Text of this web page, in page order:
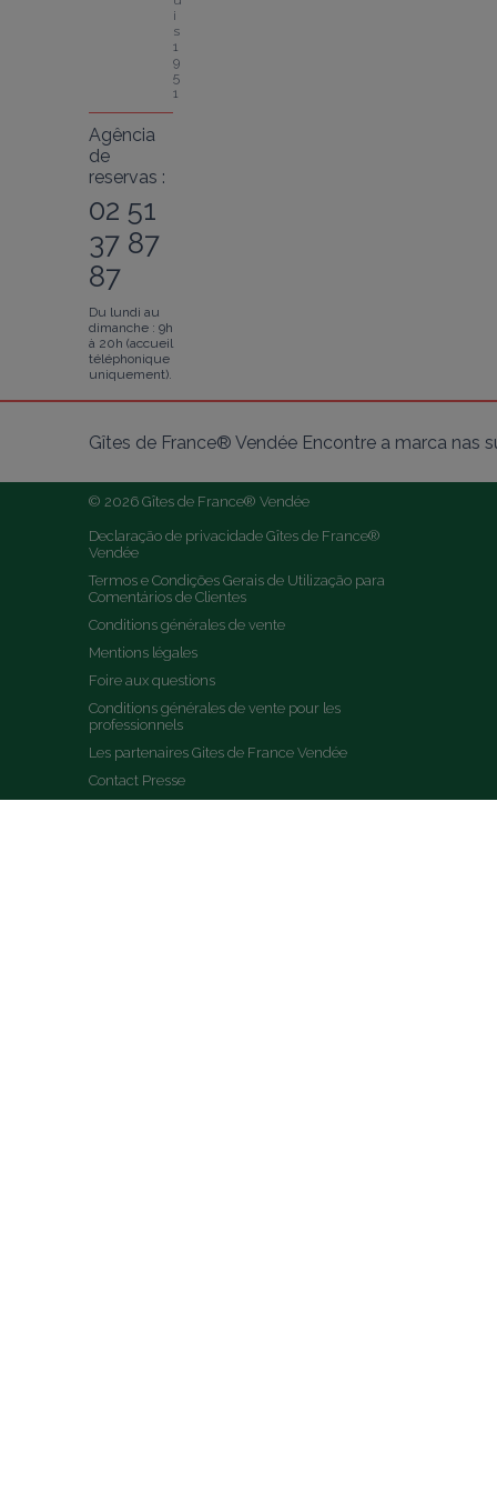
i
s
1
9
5
1
Agência
de
reservas :
02 51
37 87
87
Du lundi au
dimanche : 9h
à 20h (accueil
téléphonique
uniquement).
Gîtes de France® Vendée Encontre a marca nas
© 2026 Gîtes de France® Vendée
Declaração de privacidade Gîtes de France®
Vendée
Termos e Condições Gerais de Utilização para
Comentários de Clientes
Conditions générales de vente
Mentions légales
Foire aux questions
Conditions générales de vente pour les
professionnels
Les partenaires Gites de France Vendée
Contact Presse